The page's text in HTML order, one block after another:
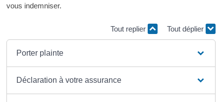
vous indemniser.
Tout replier Tout déplier
Porter plainte
Déclaration à votre assurance